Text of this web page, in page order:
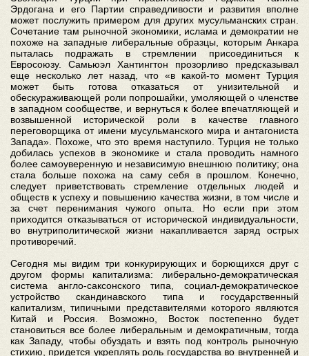
Эрдогана и его Партии справедливости и развития вполне
может послужить примером для других мусульманских стран.
Сочетание там рыночной экономики, ислама и демократии не
похоже на западные либеральные образцы, которым Анкара
пыталась подражать в стремлении присоединиться к
Евросоюзу. Самьюэл Хантингтон прозорливо предсказывал
еще несколько лет назад, что «в какой-то момент Турция
может быть готова отказаться от унизительной и
обескураживающей роли попрошайки, умоляющей о членстве
в западном сообществе, и вернуться к более впечатляющей и
возвышенной исторической роли в качестве главного
переговорщика от имени мусульманского мира и антагониста
Запада». Похоже, что это время наступило. Турция не только
добилась успехов в экономике и стала проводить намного
более самоуверенную и независимую внешнюю политику; она
стала больше похожа на саму себя в прошлом. Конечно,
следует приветствовать стремление отдельных людей и
обществ к успеху и повышению качества жизни, в том числе и
за счет перенимания чужого опыта. Но если при этом
приходится отказываться от исторической индивидуальности,
во внутриполитической жизни накапливается заряд острых
противоречий.
Сегодня мы видим три конкурирующих и борющихся друг с
другом формы капитализма: либерально-демократическая
система англо-саксонского типа, социал-демократическое
устройство скандинавского типа и государственный
капитализм, типичными представителями которого являются
Китай и Россия. Возможно, Восток постепенно будет
становиться все более либеральным и демократичным, тогда
как Западу, чтобы обуздать и взять под контроль рыночную
стихию, придется укреплять роль государства во внутренней и